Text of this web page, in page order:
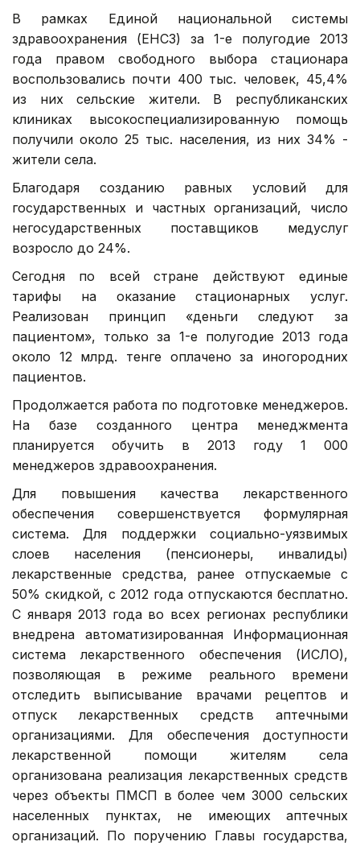
В рамках Единой национальной системы
здравоохранения (ЕНСЗ) за 1-е полугодие 2013
года правом свободного выбора стационара
воспользовались почти 400 тыс. человек, 45,4%
из них сельские жители. В республиканских
клиниках высокоспециализированную помощь
получили около 25 тыс. населения, из них 34% -
жители села.
Благодаря созданию равных условий для
государственных и частных организаций, число
негосударственных поставщиков медуслуг
возросло до 24%.
Сегодня по всей стране действуют единые
тарифы на оказание стационарных услуг.
Реализован принцип «деньги следуют за
пациентом», только за 1-е полугодие 2013 года
около 12 млрд. тенге оплачено за иногородних
пациентов.
Продолжается работа по подготовке менеджеров.
На базе созданного центра менеджмента
планируется обучить в 2013 году 1 000
менеджеров здравоохранения.
Для повышения качества лекарственного
обеспечения совершенствуется формулярная
система. Для поддержки социально-уязвимых
слоев населения (пенсионеры, инвалиды)
лекарственные средства, ранее отпускаемые с
50% скидкой, с 2012 года отпускаются бесплатно.
С января 2013 года во всех регионах республики
внедрена автоматизированная Информационная
система лекарственного обеспечения (ИСЛО),
позволяющая в режиме реального времени
отследить выписывание врачами рецептов и
отпуск лекарственных средств аптечными
организациями. Для обеспечения доступности
лекарственной помощи жителям села
организована реализация лекарственных средств
через объекты ПМСП в более чем 3000 сельских
населенных пунктах, не имеющих аптечных
организаций. По поручению Главы государства,